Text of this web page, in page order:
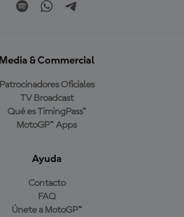
Media & Commercial
Patrocinadores Oficiales
TV Broadcast
Qué es TimingPass™
MotoGP™ Apps
Ayuda
Contacto
FAQ
Únete a MotoGP™